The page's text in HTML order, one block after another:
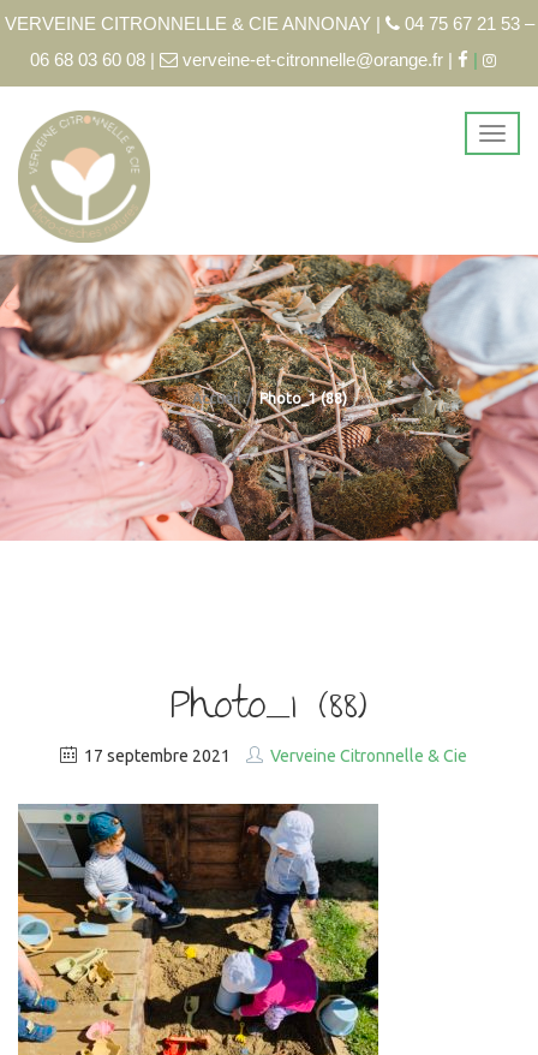
VERVEINE CITRONNELLE & CIE ANNONAY |
04 75 67 21 53 –
06 68 03 60 08 |
verveine-et-citronnelle@orange.fr | |
Accueil Photo_1 (88)
Photo_1 (88)
17 septembre 2021 Verveine Citronnelle & Cie